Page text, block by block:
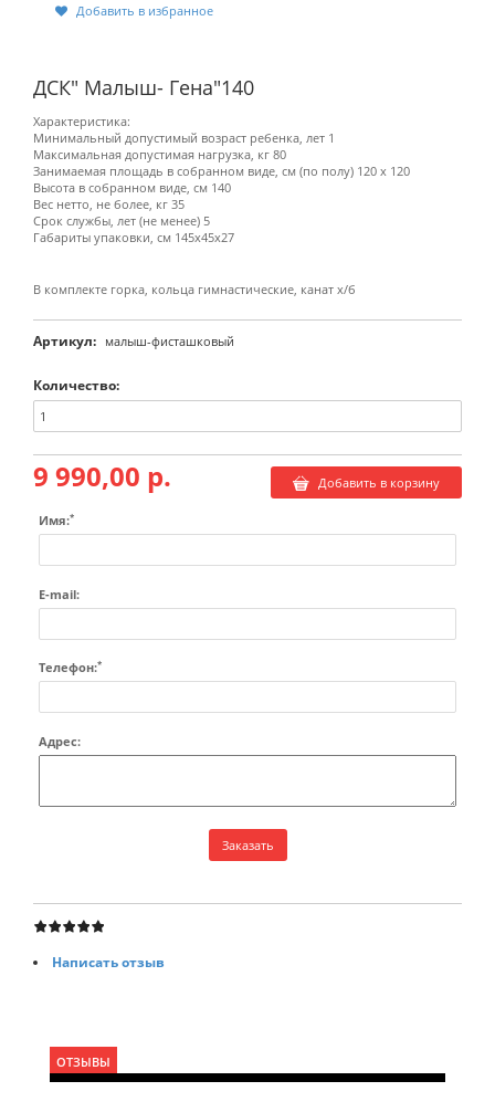
Добавить в избранное
ДСК" Малыш- Гена"140
Характеристика:
Минимальный допустимый возраст ребенка, лет 1
Максимальная допустимая нагрузка, кг 80
Занимаемая площадь в собранном виде, см (по полу) 120 х 120
Высота в собранном виде, см 140
Вес нетто, не более, кг 35
Срок службы, лет (не менее) 5
Габариты упаковки, см 145х45х27
В комплекте горка, кольца гимнастические, канат х/б
Артикул: малыш-фисташковый
Количество:
9 990,00 р. Добавить в корзину
Имя:*
E-mail:
Телефон:*
Адрес:
Написать отзыв
ОТЗЫВЫ